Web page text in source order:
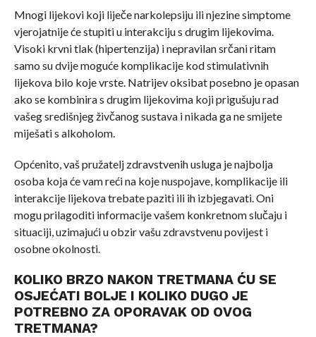
Mnogi lijekovi koji liječe narkolepsiju ili njezine simptome
vjerojatnije će stupiti u interakciju s drugim lijekovima.
Visoki krvni tlak (hipertenzija) i nepravilan srčani ritam
samo su dvije moguće komplikacije kod stimulativnih
lijekova bilo koje vrste. Natrijev oksibat posebno je opasan
ako se kombinira s drugim lijekovima koji prigušuju rad
vašeg središnjeg živčanog sustava i nikada ga ne smijete
miješati s alkoholom.
Općenito, vaš pružatelj zdravstvenih usluga je najbolja
osoba koja će vam reći na koje nuspojave, komplikacije ili
interakcije lijekova trebate paziti ili ih izbjegavati. Oni
mogu prilagoditi informacije vašem konkretnom slučaju i
situaciji, uzimajući u obzir vašu zdravstvenu povijest i
osobne okolnosti.
KOLIKO BRZO NAKON TRETMANA ĆU SE
OSJEĆATI BOLJE I KOLIKO DUGO JE
POTREBNO ZA OPORAVAK OD OVOG
TRETMANA?